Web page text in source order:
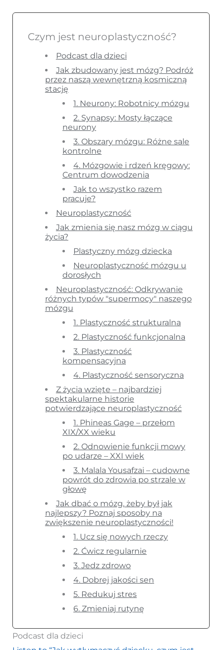
Czym jest neuroplastyczność?
Podcast dla dzieci
Jak zbudowany jest mózg? Podróż
przez naszą wewnętrzną kosmiczną
stację
1. Neurony: Robotnicy mózgu
2. Synapsy: Mosty łączące
neurony
3. Obszary mózgu: Różne sale
kontrolne
4. Mózgowie i rdzeń kręgowy:
Centrum dowodzenia
Jak to wszystko razem
pracuje?
Neuroplastyczność
Jak zmienia się nasz mózg w ciągu
życia?
Plastyczny mózg dziecka
Neuroplastyczność mózgu u
dorosłych
Neuroplastyczność: Odkrywanie
różnych typów "supermocy" naszego
mózgu
1. Plastyczność strukturalna
2. Plastyczność funkcjonalna
3. Plastyczność
kompensacyjna
4. Plastyczność sensoryczna
Z życia wzięte – najbardziej
spektakularne historie
potwierdzające neuroplastyczność
1. Phineas Gage – przełom
XIX/XX wieku
2. Odnowienie funkcji mowy
po udarze – XXI wiek
3. Malala Yousafzai – cudowne
powrót do zdrowia po strzale w
głowę
Jak dbać o mózg, żeby był jak
najlepszy? Poznaj sposoby na
zwiększenie neuroplastyczności!
1. Ucz się nowych rzeczy
2. Ćwicz regularnie
3. Jedz zdrowo
4. Dobrej jakości sen
5. Redukuj stres
6. Zmieniaj rutynę
Podcast dla dzieci